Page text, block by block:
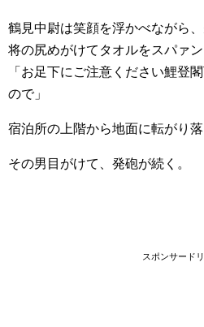
鶴見中尉は笑顔を浮かべながら
将の尻めがけてタオルをスパァン
「お足下にご注意ください鯉登
ので」
宿泊所の上階から地面に転がり落
その男目がけて、発砲が続く。
スポンサード